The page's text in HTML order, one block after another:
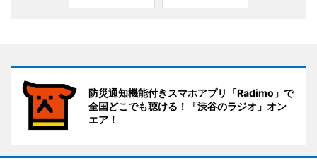
防災通知機能付きスマホアプリ「Radimo」で
全国どこでも聴ける！「渋谷のラジオ」オン
エア！